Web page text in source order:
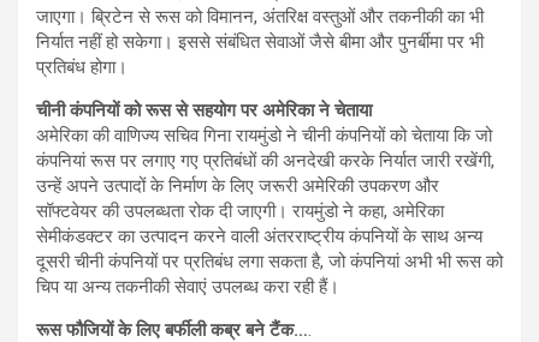
जाएगा। ब्रिटेन से रूस को विमानन, अंतरिक्ष वस्तुओं और तकनीकी का भी
निर्यात नहीं हो सकेगा। इससे संबंधित सेवाओं जैसे बीमा और पुनर्बीमा पर भी
प्रतिबंध होगा।
चीनी कंपनियों को रूस से सहयोग पर अमेरिका ने चेताया
अमेरिका की वाणिज्य सचिव गिना रायमुंडो ने चीनी कंपनियों को चेताया कि जो
कंपनियां रूस पर लगाए गए प्रतिबंधों की अनदेखी करके निर्यात जारी रखेंगी,
उन्हें अपने उत्पादों के निर्माण के लिए जरूरी अमेरिकी उपकरण और
सॉफ्टवेयर की उपलब्धता रोक दी जाएगी। रायमुंडो ने कहा, अमेरिका
सेमीकंडक्टर का उत्पादन करने वाली अंतरराष्ट्रीय कंपनियों के साथ अन्य
दूसरी चीनी कंपनियों पर प्रतिबंध लगा सकता है, जो कंपनियां अभी भी रूस को
चिप या अन्य तकनीकी सेवाएं उपलब्ध करा रही हैं।
रूस फौजियों के लिए बर्फीली कब्र बने टैंक….